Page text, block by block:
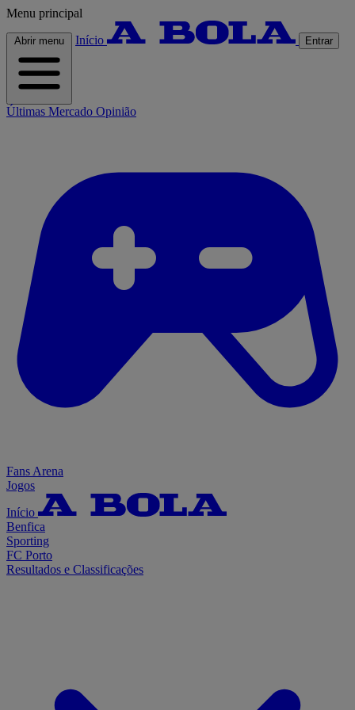
Menu principal
Abrir menu Início Entrar
Últimas Mercado Opinião
Fans Arena
Jogos
Início
Benfica
Sporting
FC Porto
Resultados e Classificações